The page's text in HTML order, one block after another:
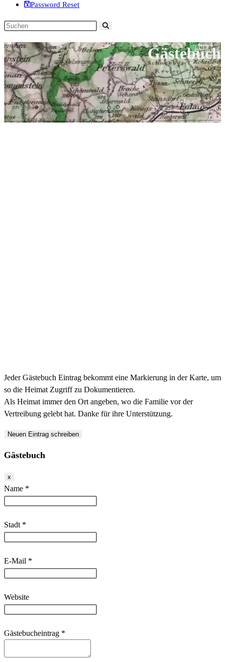
Password Reset
Diese
durchsuchen
Gästebuch
Jeder Gästebuch Eintrag bekommt eine Markierung in der Karte, um
so die Heimat Zugriff zu Dokumentieren.
Als Heimat immer den Ort angeben, wo die Familie vor der
Vertreibung gelebt hat. Danke für ihre Unterstützung.
Gästebuch
x
Formular
ausblenden
Name *
Stadt *
E-Mail *
Website
Gästebucheintrag *